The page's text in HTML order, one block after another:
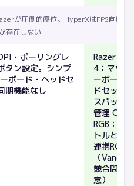
が圧倒的優位。HyperXはFPS向け左
存在しない
・ポーリングレ
タン設定。シンプ
ボード・ヘッドセ
期機能なし
Razer
4：マウス
ーボード
ドセット
スパッド
管理
RGB：数
トルとの
連携RGB
（
競合問題
意）